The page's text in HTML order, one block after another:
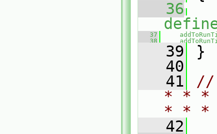
   36
   37
   38
   39
}
   40
   41
//
* * *
* *
   42